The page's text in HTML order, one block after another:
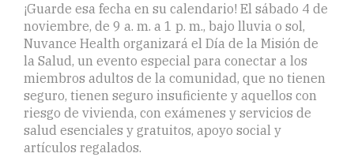
¡Guarde esa fecha en su calendario! El sábado 4 de
noviembre, de 9 a. m. a 1 p. m., bajo lluvia o sol,
Nuvance Health organizará el Día de la Misión de
la Salud, un evento especial para conectar a los
miembros adultos de la comunidad, que no tienen
seguro, tienen seguro insuficiente y aquellos con
riesgo de vivienda, con exámenes y servicios de
salud esenciales y gratuitos, apoyo social y
artículos regalados.